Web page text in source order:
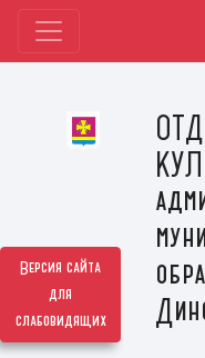
Версия сайта
для
слабовидящих